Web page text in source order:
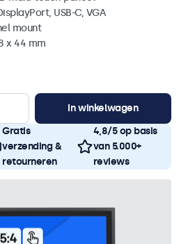
USB-C, VGA
mount
x 44 mm
In winkelwagen
Gratis
verzending &
retourneren
4,8/5 op basis
van 5.000+
reviews